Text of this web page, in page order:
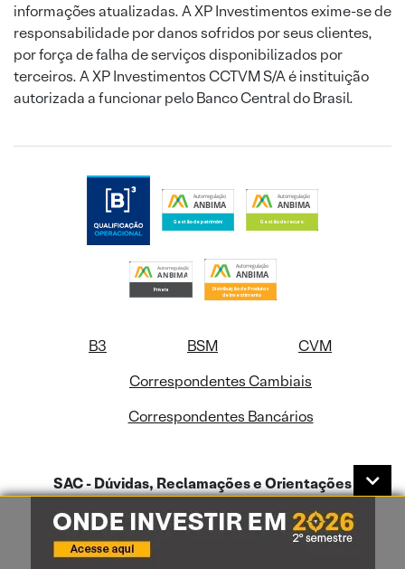
informações atualizadas. A XP Investimentos exime-se de
responsabilidade por danos sofridos por seus clientes,
por força de falha de serviços disponibilizados por
terceiros. A XP Investimentos CCTVM S/A é instituição
autorizada a funcionar pelo Banco Central do Brasil.
B3 BSM
CVM
Correspondentes Cambiais
Correspondentes Bancários
SAC - Dúvidas, Reclamações e Orientações
De segunda a sexta-feira das 09hs às 18hs
Se não estiver satisfeito: